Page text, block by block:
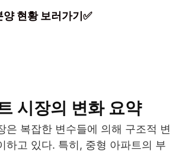
현황 보러가기✅
시장의 변화 요약
은 복잡한 변수들에 의해 구조적 변
하고 있다. 특히, 중형 아파트의 부